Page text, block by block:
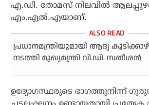
എ.ഡി. തോമസ് നിലവില്‍
എം.എല്‍.എയാണ്.
പ്രധാനമന്ത്രിയുമായി ആദ്യ
നടത്തി മുഖ്യമന്ത്രി വി.ഡി. സതീശന്‍
ഉദ്യോഗസ്ഥരുടെ ഭാഗത്തുനിന്ന്